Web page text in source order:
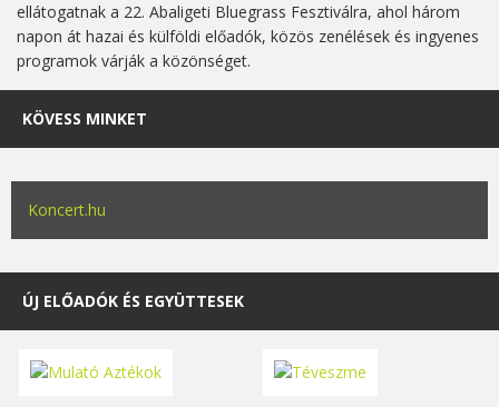
ellátogatnak a 22. Abaligeti Bluegrass Fesztiválra, ahol három
napon át hazai és külföldi előadók, közös zenélések és ingyenes
programok várják a közönséget.
KÖVESS MINKET
Koncert.hu
ÚJ ELŐADÓK ÉS EGYÜTTESEK